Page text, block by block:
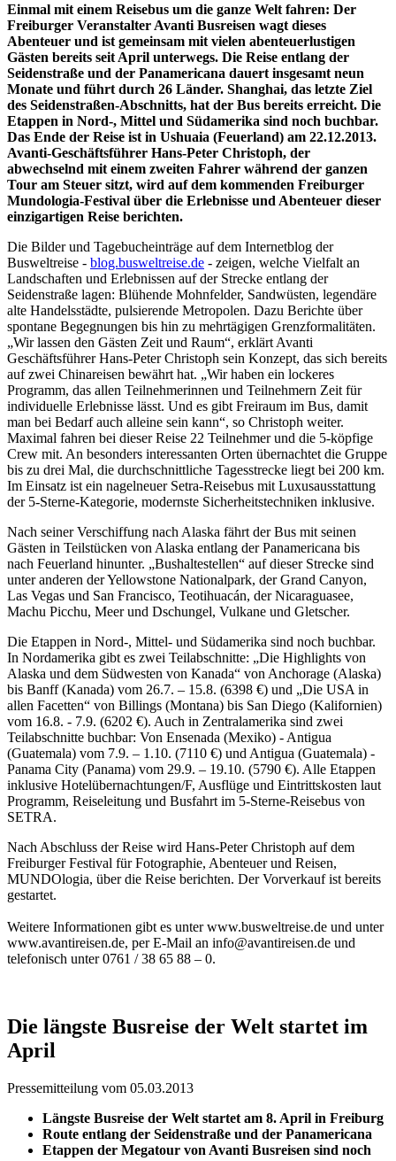
Einmal mit einem Reisebus um die ganze Welt fahren: Der
Freiburger Veranstalter Avanti Busreisen wagt dieses
Abenteuer und ist gemeinsam mit vielen abenteuerlustigen
Gästen bereits seit April unterwegs. Die Reise entlang der
Seidenstraße und der Panamericana dauert insgesamt neun
Monate und führt durch 26 Länder. Shanghai, das letzte Ziel
des Seidenstraßen-Abschnitts, hat der Bus bereits erreicht. Die
Etappen in Nord-, Mittel und Südamerika sind noch buchbar.
Das Ende der Reise ist in Ushuaia (Feuerland) am 22.12.2013.
Avanti-Geschäftsführer Hans-Peter Christoph, der
abwechselnd mit einem zweiten Fahrer während der ganzen
Tour am Steuer sitzt, wird auf dem kommenden Freiburger
Mundologia-Festival über die Erlebnisse und Abenteuer dieser
einzigartigen Reise berichten.
Die Bilder und Tagebucheinträge auf dem Internetblog der
Busweltreise - blog.busweltreise.de - zeigen, welche Vielfalt an
Landschaften und Erlebnissen auf der Strecke entlang der
Seidenstraße lagen: Blühende Mohnfelder, Sandwüsten, legendäre
alte Handelsstädte, pulsierende Metropolen. Dazu Berichte über
spontane Begegnungen bis hin zu mehrtägigen Grenzformalitäten.
„Wir lassen den Gästen Zeit und Raum“, erklärt Avanti
Geschäftsführer Hans-Peter Christoph sein Konzept, das sich bereits
auf zwei Chinareisen bewährt hat. „Wir haben ein lockeres
Programm, das allen Teilnehmerinnen und Teilnehmern Zeit für
individuelle Erlebnisse lässt. Und es gibt Freiraum im Bus, damit
man bei Bedarf auch alleine sein kann“, so Christoph weiter.
Maximal fahren bei dieser Reise 22 Teilnehmer und die 5-köpfige
Crew mit. An besonders interessanten Orten übernachtet die Gruppe
bis zu drei Mal, die durchschnittliche Tagesstrecke liegt bei 200 km.
Im Einsatz ist ein nagelneuer Setra-Reisebus mit Luxusausstattung
der 5-Sterne-Kategorie, modernste Sicherheitstechniken inklusive.
Nach seiner Verschiffung nach Alaska fährt der Bus mit seinen
Gästen in Teilstücken von Alaska entlang der Panamericana bis
nach Feuerland hinunter. „Bushaltestellen“ auf dieser Strecke sind
unter anderen der Yellowstone Nationalpark, der Grand Canyon,
Las Vegas und San Francisco, Teotihuacán, der Nicaraguasee,
Machu Picchu, Meer und Dschungel, Vulkane und Gletscher.
Die Etappen in Nord-, Mittel- und Südamerika sind noch buchbar.
In Nordamerika gibt es zwei Teilabschnitte: „Die Highlights von
Alaska und dem Südwesten von Kanada“ von Anchorage (Alaska)
bis Banff (Kanada) vom 26.7. – 15.8. (6398 €) und „Die USA in
allen Facetten“ von Billings (Montana) bis San Diego (Kalifornien)
vom 16.8. - 7.9. (6202 €). Auch in Zentralamerika sind zwei
Teilabschnitte buchbar: Von Ensenada (Mexiko) - Antigua
(Guatemala) vom 7.9. – 1.10. (7110 €) und Antigua (Guatemala) -
Panama City (Panama) vom 29.9. – 19.10. (5790 €). Alle Etappen
inklusive Hotelübernachtungen/F, Ausflüge und Eintrittskosten laut
Programm, Reiseleitung und Busfahrt im 5-Sterne-Reisebus von
SETRA.
Nach Abschluss der Reise wird Hans-Peter Christoph auf dem
Freiburger Festival für Fotographie, Abenteuer und Reisen,
MUNDOlogia, über die Reise berichten. Der Vorverkauf ist bereits
gestartet.
Weitere Informationen gibt es unter www.busweltreise.de und unter
www.avantireisen.de, per E-Mail an info@avantireisen.de und
telefonisch unter 0761 / 38 65 88 – 0.
Die längste Busreise der Welt startet im
April
Pressemitteilung vom 05.03.2013
Längste Busreise der Welt startet am 8. April in Freiburg
Route entlang der Seidenstraße und der Panamericana
Etappen der Megatour von Avanti Busreisen sind noch